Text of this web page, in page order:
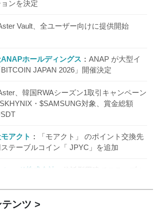
ンを決定
Vault、全ユーザー向けに提供開始
ホールディングス
ANAP が大型イ
JAPAN 2026」開催決定
、韓国RWAシーズン1取引キャンペーン
・$SAMSUNG対象、賞金総額
アクト
「モアクト」 のポイント交換先
テーブルコイン「 JPYC」を追加
レード株式会社
信託型円建てステーブル
ンツ